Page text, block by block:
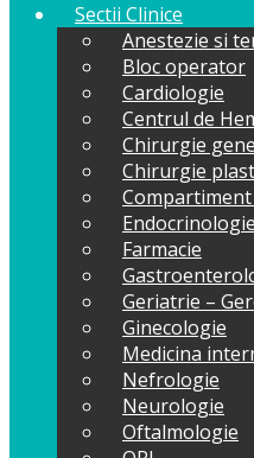
Sectii Clinice
Anestezie si
Bloc operator
Cardiologie
Centrul de
Chirurgie
Chirurgie
Endocrinologie
Farmacie
Geriatrie –
Ginecologie
Medicina
Nefrologie
Neurologie
Oftalmologie